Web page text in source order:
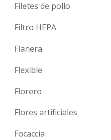
Filetes de pollo
Filtro HEPA
Flanera
Flexible
Florero
Flores artificiales
Focaccia